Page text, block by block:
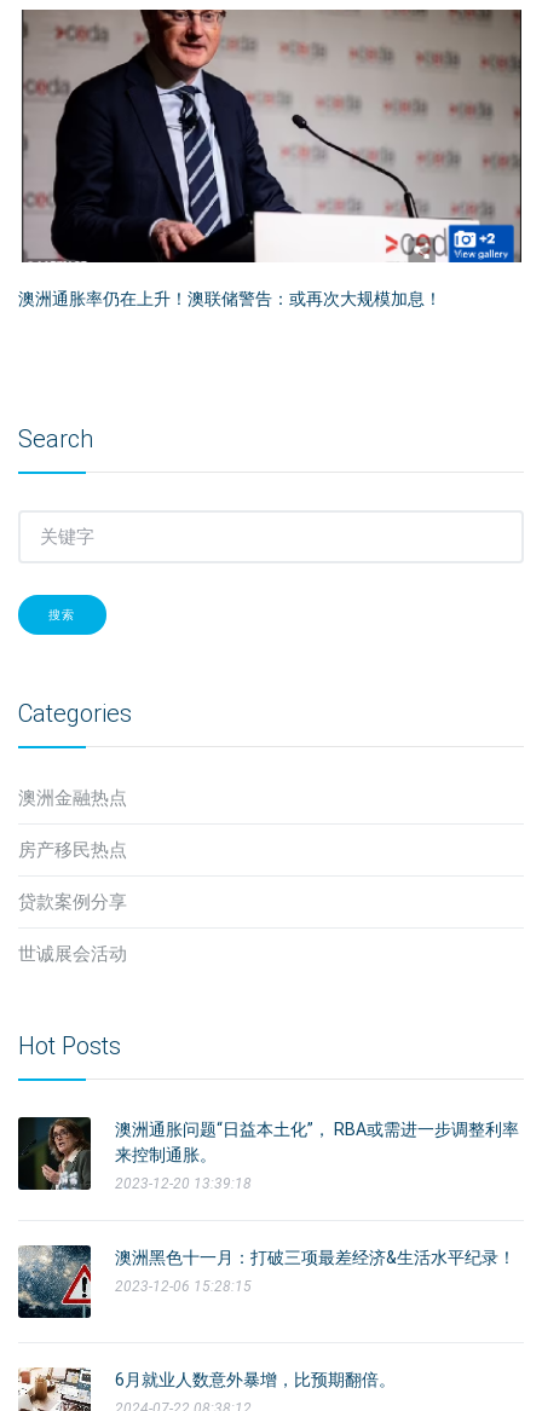
澳洲通胀率仍在上升！澳联储警告：或再次大规模加息！
Search
搜索
Categories
澳洲金融热点
房产移民热点
贷款案例分享
世诚展会活动
Hot Posts
澳洲通胀问题“日益本土化”， RBA或需进一步调整利率
来控制通胀。
2023-12-20 13:39:18
澳洲黑色十一月：打破三项最差经济&生活水平纪录！
2023-12-06 15:28:15
6月就业人数意外暴增，比预期翻倍。